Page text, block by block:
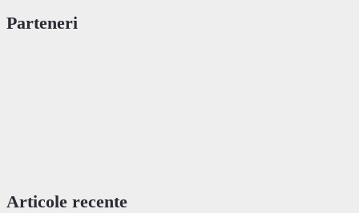
Parteneri
Articole recente